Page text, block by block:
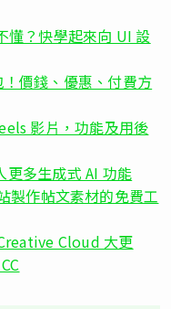
懂？快學起來向 UI 設
價錢、優惠、付費方
影片，功能及用後
多生成式 AI 功能
製作帖文素材的免費工
Cloud 大更